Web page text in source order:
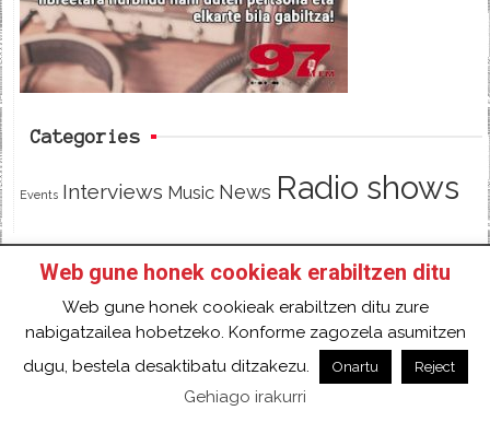
o
o
e
Categories
Events Interviews Music News Radio shows
HOME
HAZTE SOCI@ DE 97FM IRRATIA
FACEBOOK
TWITTER CONTACT LOGIN
2018 Gure eduki guztiak Creative Commons
Aitortu 4.0 Nazioartekoa Baimen baten mende
Web gune honek cookieak erabiltzen ditu
Web gune honek cookieak erabiltzen ditu zure
nabigatzailea hobetzeko. Konforme zagozela asumitzen
dugu, bestela desaktibatu ditzakezu.
Onartu Reject
Gehiago irakurri